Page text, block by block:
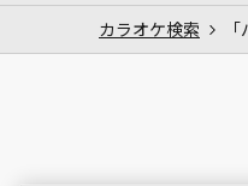
カラオケ検索